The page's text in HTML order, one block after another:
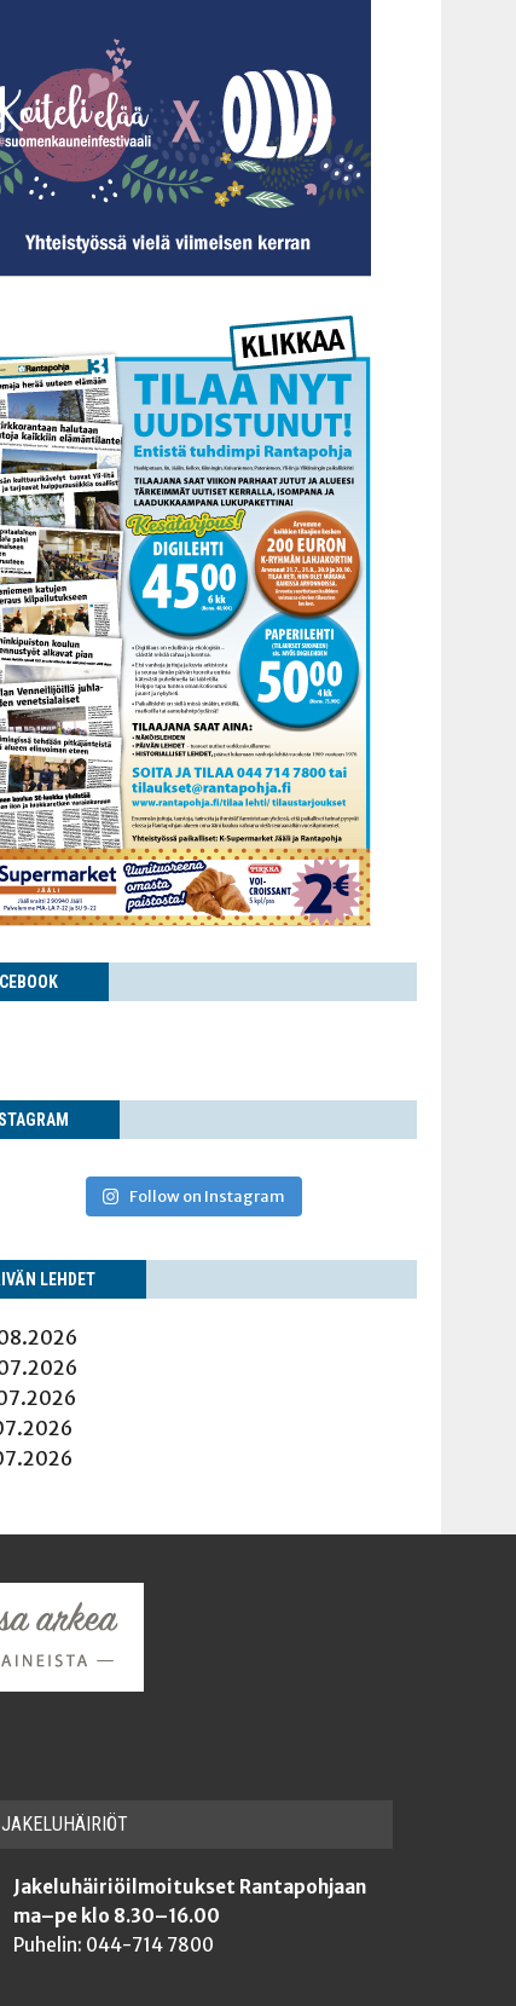
Follow on Instagram
LEHDET
JAKE­LU­HÄI­RIÖT
Jakeluhäiriöilmoitukset Rantapohjaan
ma–pe klo 8.30–16.00
Puhelin: 044-714 7800